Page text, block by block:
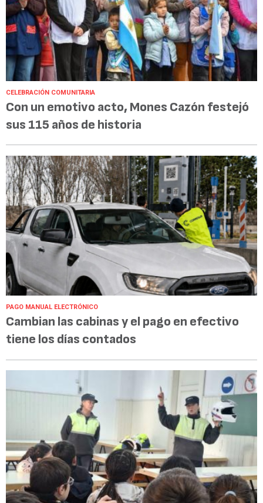
CELEBRACIÓN COMUNITARIA
Con un emotivo acto, Mones Cazón festejó
sus 115 años de historia
PAGO MANUAL ELECTRÓNICO
Cambian las cabinas y el pago en efectivo
tiene los días contados